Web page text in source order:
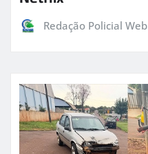
Redação Policial Web